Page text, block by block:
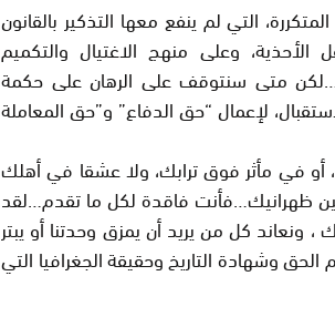
التي لم ينفع معها التذكير بالقانون
وعلى منهج الاغتيال والتكميم
متى سنتوقف على الرهان على حكمة
لإعمال “حق الدفاع” و”حق المعاملة
أو في مأثر فوق ترابك، ولا عشقا في أهلك
ظهرانيك…فأنت فاقدة لكل ما تقدم…لقد
ونعاند كل من يريد أن يمزق وحدتنا أو يبتر
الحق وشهادة التاريخ وحقيقة الجغرافيا التي